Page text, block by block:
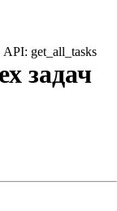
API: get_all_tasks
задач